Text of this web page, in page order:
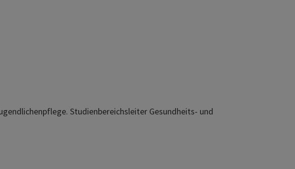
Studienbereichsleiter Gesundheits- und